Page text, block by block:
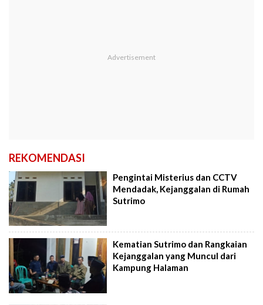
REKOMENDASI
Pengintai Misterius dan CCTV
Mendadak, Kejanggalan di Rumah
Sutrimo
Kematian Sutrimo dan Rangkaian
Kejanggalan yang Muncul dari
Kampung Halaman